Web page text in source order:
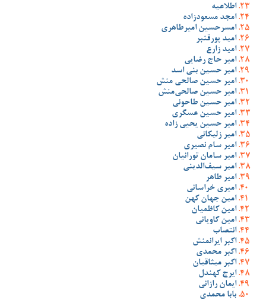
اطلاعیه
امجد مسعودزاده
امسرحسین امیرطاهری
امید پورقنبر
امید زارع
امیر حاج رضایی
امیر حسین بنی اسد
امیر حسین صالحی منش
امیر حسین صالحی‌منش
امیر حسین طاحونی
امیر حسین عسگری
امیر حسین یحیی زاده
امیر زلیکانی
امیر سام نصیری
امیر سامان تورانیان
امیر سیف‌الدینی
امیر طاهر
امیری خراسانی
امین جهان کهن
امین کاظمیان
امین کاویانی
انتصاب
اکبر ایرانمنش
اکبر محمدی
اکبر میثاقیان
ایرج کهندل
ایمان رازانی
بابا محمدی